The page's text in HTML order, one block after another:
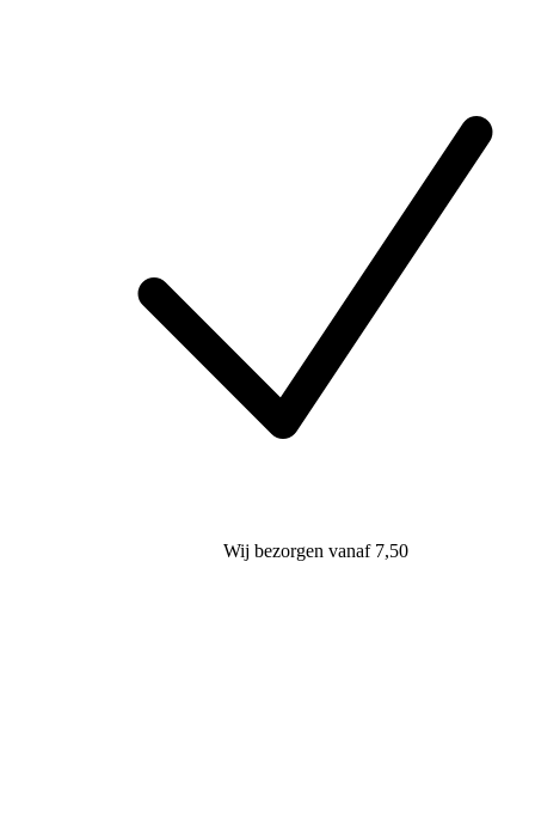
Wij bezorgen vanaf 7,50